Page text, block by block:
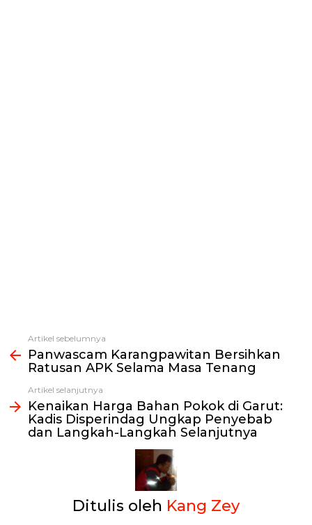
Lihat
selengkapnya
Artikel sebelumnya
Panwascam Karangpawitan Bersihkan
Ratusan APK Selama Masa Tenang
Artikel selanjutnya
Kenaikan Harga Bahan Pokok di Garut:
Kadis Disperindag Ungkap Penyebab
dan Langkah-Langkah Selanjutnya
Ditulis oleh Kang Zey